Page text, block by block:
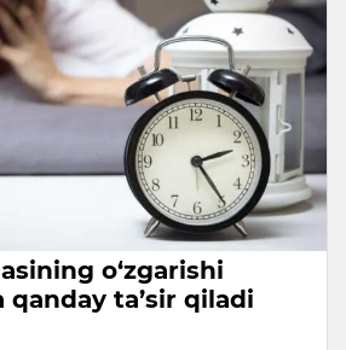
o‘zgarishi
ta’sir qiladi